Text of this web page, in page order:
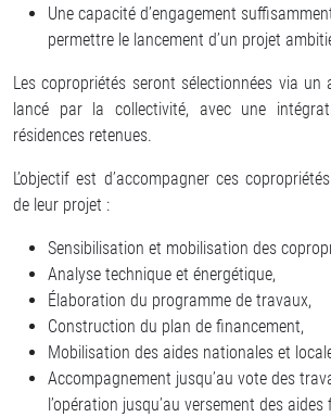
Une capacité d’engagement
permettre le lancement d’un projet
Les copropriétés seront sélectionnées via un
lancé par la collectivité, avec une
résidences retenues.
L’objectif est d’accompagner ces
de leur projet :
Sensibilisation et mobilisation des
Analyse technique et énergétique,
Élaboration du programme de travaux,
Construction du plan de financement,
Mobilisation des aides nationales et
Accompagnement jusqu’au vote des
l’opération jusqu’au versement des aides